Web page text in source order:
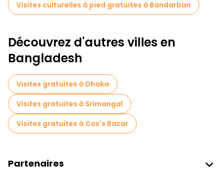
Visites culturelles à pied gratuites à Bandarban
Découvrez d'autres villes en
Bangladesh
Visites gratuites à Dhaka
Visites gratuites à Srimangal
Visites gratuites à Cox's Bazar
Partenaires